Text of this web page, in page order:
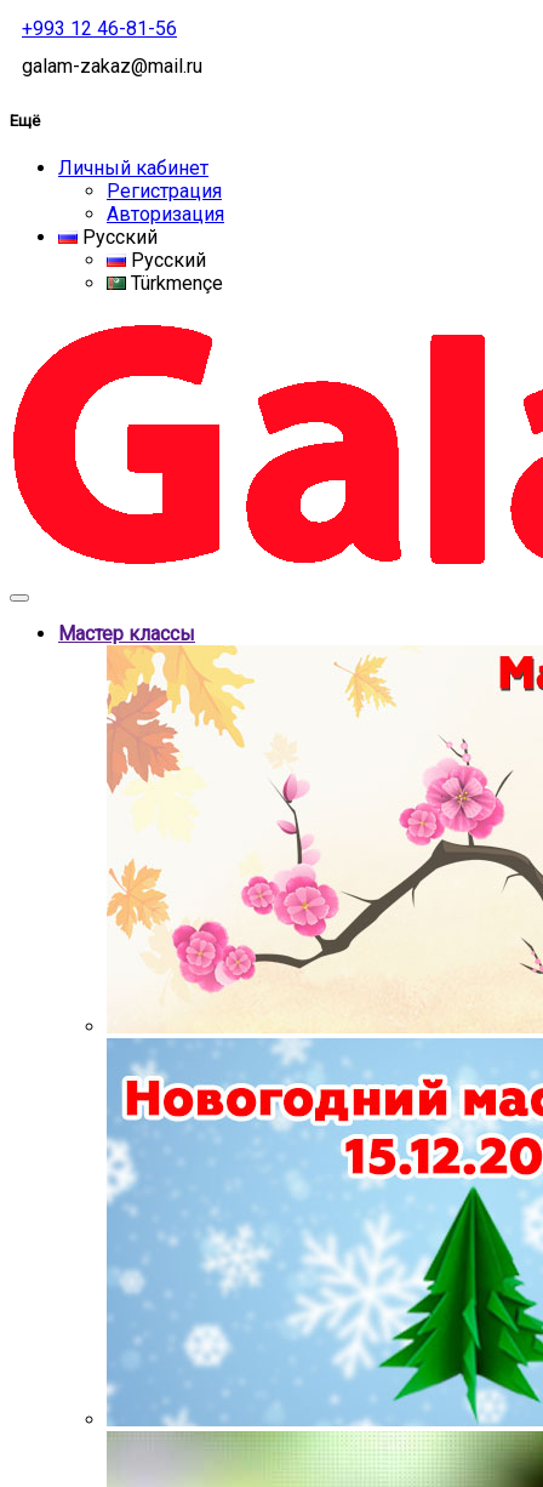
+993 12 46-81-56
galam-zakaz@mail.ru
Ещё
Личный кабинет
Регистрация
Авторизация
Русский
Русский
Türkmençe
Мастер классы